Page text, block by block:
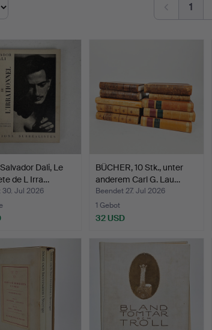
1
Dali, Le
de L Irra…
30. Jul 2026
BÜCHER, 10 Stk., unter
anderem Carl G. Lau…
Beendet 27. Jul 2026
1 Gebot
32 USD